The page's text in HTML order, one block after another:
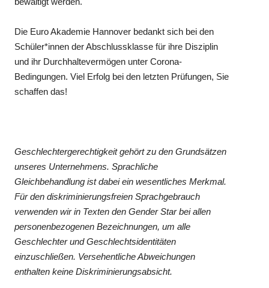
Die Euro Akademie Hannover bedankt sich bei den
Schüler*innen der Abschlussklasse für ihre Disziplin
und ihr Durchhaltevermögen unter Corona-
Bedingungen. Viel Erfolg bei den letzten Prüfungen, Sie
schaffen das!
Geschlechtergerechtigkeit gehört zu den Grundsätzen
unseres Unternehmens. Sprachliche
Gleichbehandlung ist dabei ein wesentliches Merkmal.
Für den diskriminierungsfreien Sprachgebrauch
verwenden wir in Texten den Gender Star bei allen
personenbezogenen Bezeichnungen, um alle
Geschlechter und Geschlechtsidentitäten
einzuschließen. Versehentliche Abweichungen
enthalten keine Diskriminierungsabsicht.